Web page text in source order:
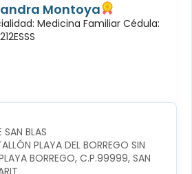
Montoya
Medicina Familiar Cédula:
SAN BLAS
PLAYA DEL BORREGO SIN
BORREGO, C.P.99999, SAN